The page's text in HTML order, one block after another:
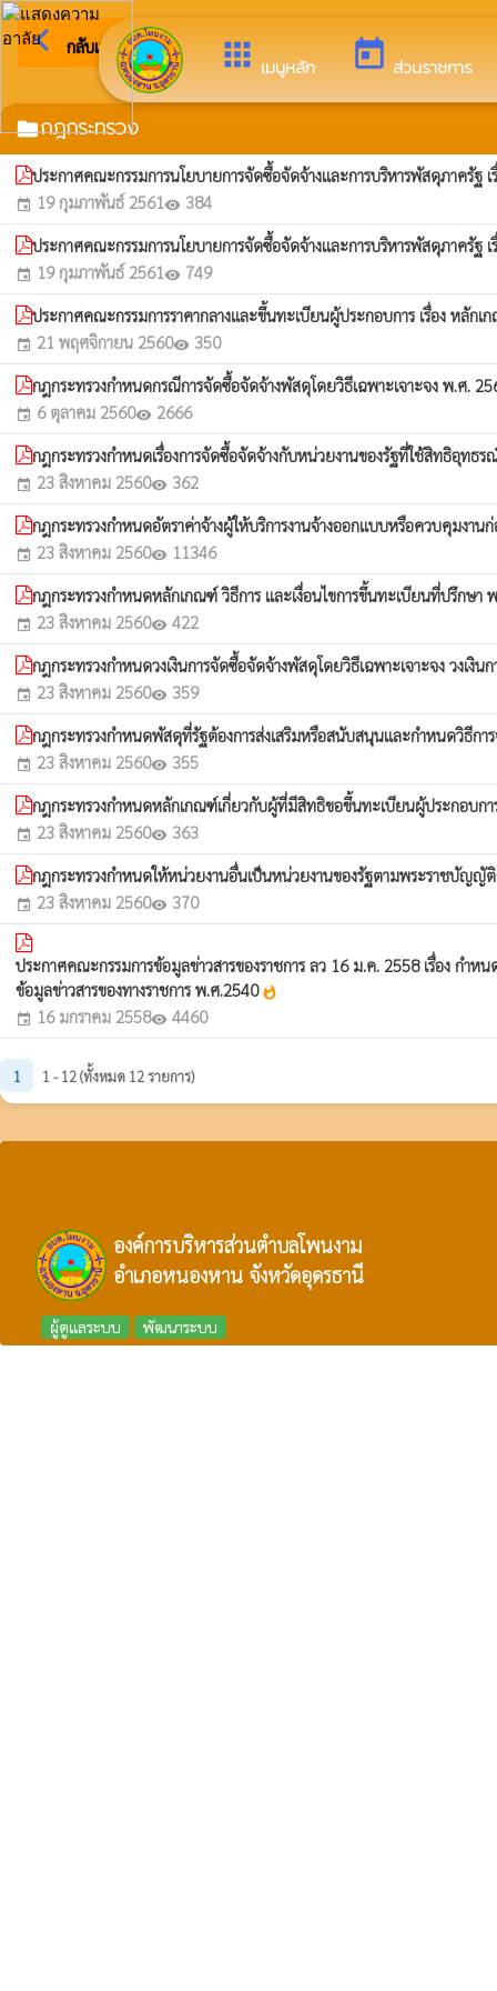
apps เมนูหลัก today ส่วนราชการ
arrow_back_ios กลับเมนูหลัก ยินดีต้อนรับสู่เว็บไซต์ข
folderกฎกระทรวง
ประกาศคณะกรรมการนโยบายการจัดซื้อจัดจ้างและการบริหารพัสดุภาครั
event 19 กุมภาพันธ์ 2561visibility 384
ประกาศคณะกรรมการนโยบายการจัดซื้อจัดจ้างและการบริหารพัสดุภาค
event 19 กุมภาพันธ์ 2561visibility 749
ประกาศคณะกรรมการราคากลางและขึ้นทะเบียนผู้ประกอบการ เรื่อง หลัก
event 21 พฤศจิกายน 2560visibility 350
กฎกระทรวงกำหนดกรณีการจัดซื้อจัดจ้างพัสดุโดยวิธีเฉพาะเจาะจง พ.ศ.
event 6 ตุลาคม 2560visibility 2666
กฎกระทรวงกำหนดเรื่องการจัดซื้อจัดจ้างกับหน่วยงานของรัฐที่ใช้สิทธิอุทธ
event 23 สิงหาคม 2560visibility 362
กฎกระทรวงกำหนดอัตราค่าจ้างผู้ให้บริการงานจ้างออกแบบหรือควบคุมงาน
event 23 สิงหาคม 2560visibility 11346
กฎกระทรวงกำหนดหลักเกณฑ์ วิธีการ และเงื่อนไขการขึ้นทะเบียนที่ปรึกษา
event 23 สิงหาคม 2560visibility 422
กฎกระทรวงกำหนดวงเงินการจัดซื้อจัดจ้างพัสดุโดยวิธีเฉพาะเจาะจง วงเ
event 23 สิงหาคม 2560visibility 359
กฎกระทรวงกำหนดพัสดุที่รัฐต้องการส่งเสริมหรือสนับสนุนและกำหนดวิธีก
event 23 สิงหาคม 2560visibility 355
กฎกระทรวงกำหนดหลักเกณฑ์เกี่ยวกับผู้ที่มีสิทธิขอขึ้นทะเบียนผู้ประกอบก
event 23 สิงหาคม 2560visibility 363
กฎกระทรวงกำหนดให้หน่วยงานอื่นเป็นหน่วยงานของรัฐตามพระราชบัญญั
event 23 สิงหาคม 2560visibility 370
ประกาศคณะกรรมการข้อมูลข่าวสารของราชการ ลว 16 ม.ค. 2558 เรื่อง กำ
ข้อมูลข่าวสารของทางราชการ พ.ศ.2540whatshot
event 16 มกราคม 2558visibility 4460
1 1 - 12 (ทั้งหมด 12 รายการ)
องค์การบริหารส่วนตำบลโพนงาม
อำเภอหนองหาน จังหวัดอุดรธานี
ผู้ดูแลระบบ พัฒนาระบบ